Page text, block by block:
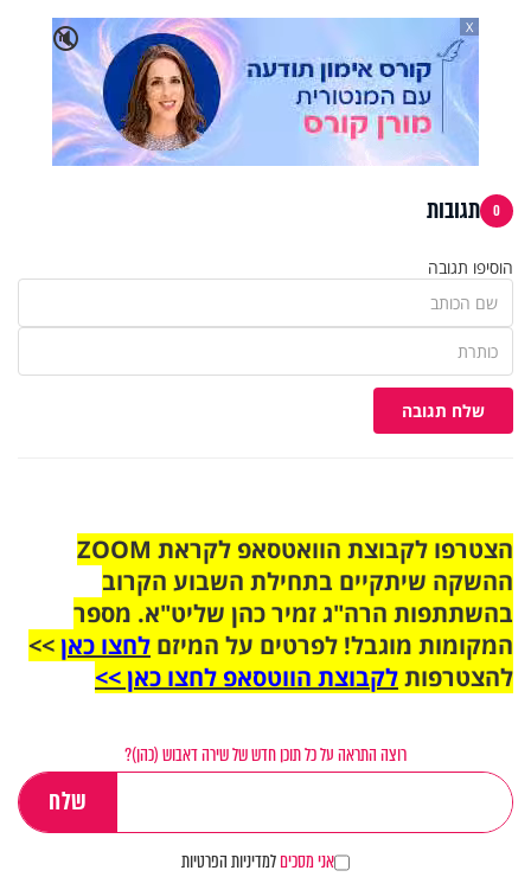
🔇
X
0 תגובות
הוסיפו תגובה
שלח תגובה
הצטרפו לקבוצת הוואטסאפ לקראת ZOOM
ההשקה שיתקיים בתחילת השבוע הקרוב
בהשתתפות הרה"ג זמיר כהן שליט"א. מספר
המקומות מוגבל! לפרטים על המיזם לחצו כאן>>
להצטרפותלקבוצת הווטסאפ לחצו כאן >>
רוצה התראה על כל תוכן חדש של שירה דאבוש (כהן)?
אני מסכיםלמדיניות הפרטיות